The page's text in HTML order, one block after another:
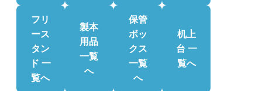
フリ
ース
タン
ド 一
覧へ
製本
用品
一覧
へ
保管
ボッ
クス
一覧
へ
机上
台 一
覧へ